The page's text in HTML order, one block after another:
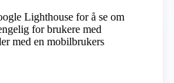
Lighthouse for å se om
for brukere med
med en mobilbrukers